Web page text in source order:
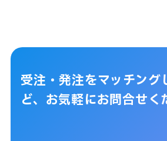
受注・発注をマッチング
ど、 お気軽にお問合せく